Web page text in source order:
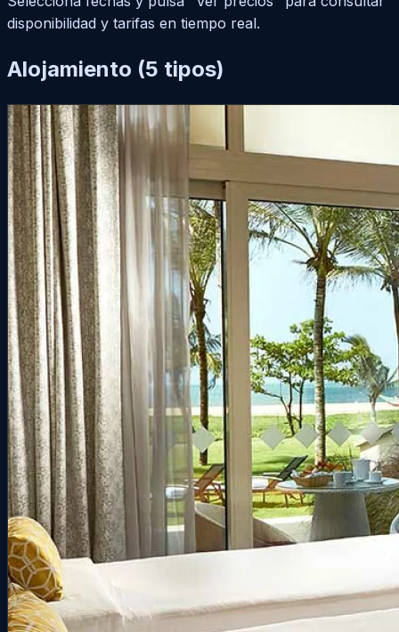
disponibilidad y tarifas en tiempo real.
Alojamiento (5 tipos)